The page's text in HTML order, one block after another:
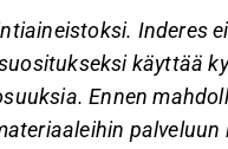
Inderes
käyttää
Ennen
palveluun